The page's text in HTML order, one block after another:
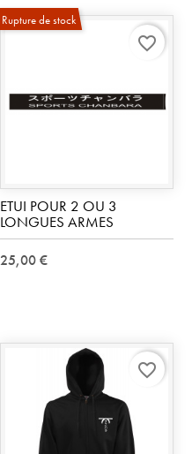
grey)
94
AZ
Rupture de stock
ETUI POUR 2 OU 3
LONGUES ARMES
25,00 €
favorite_border
favorite_border